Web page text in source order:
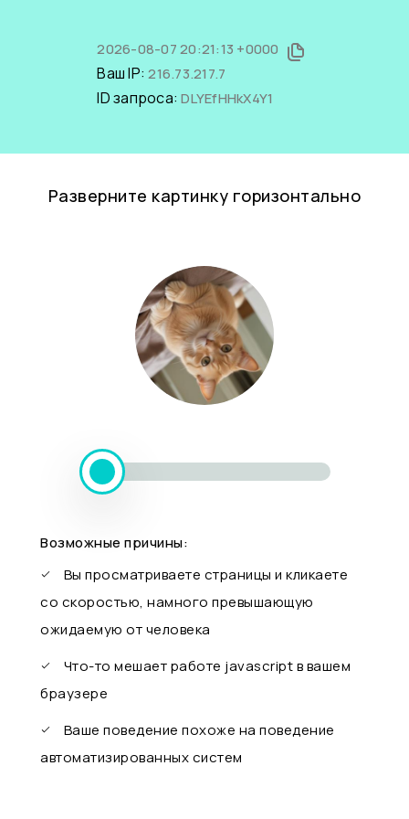
2026-08-07 20:21:13 +0000
Ваш IP:216.73.217.7
ID запроса:DLYEfHHkX4Y1
Разверните картинку горизонтально
Возможные причины:
Вы просматриваете страницы и кликаете
со скоростью, намного превышающую
ожидаемую от человека
Что-то мешает работе javascript в вашем
браузере
Ваше поведение похоже на поведение
автоматизированных систем